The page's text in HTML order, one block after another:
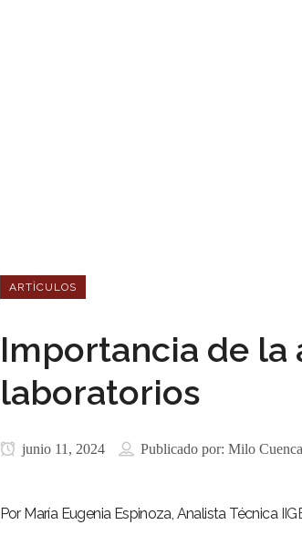
ARTÌCULOS
Importancia de la
laboratorios
junio 11, 2024 Publicado por: Milo Cuenca
Por María Eugenia Espinoza, Analista Técnica